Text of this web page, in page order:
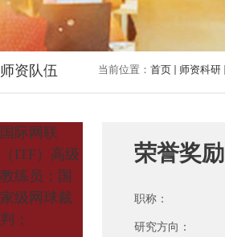
当前位置： 首页 师资科研
师资队伍
国际网联
（ITF）高级
教练员；国
家级网球裁
判；
荣誉奖励
职称：
研究方向：